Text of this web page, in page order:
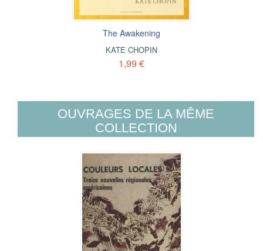
The Awakening
KATE CHOPIN
1,99 €
OUVRAGES DE LA MÊME
COLLECTION